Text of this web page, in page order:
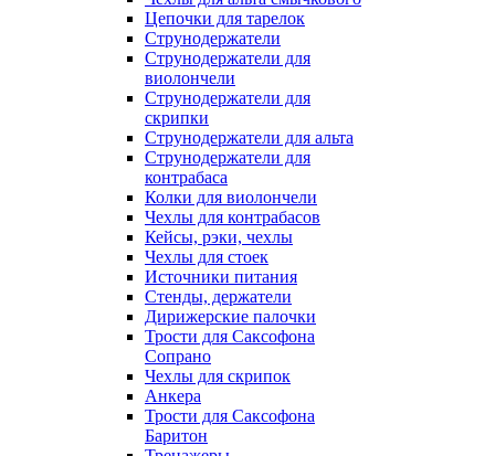
Цепочки для тарелок
Струнодержатели
Струнодержатели для
виолончели
Струнодержатели для
скрипки
Струнодержатели для альта
Струнодержатели для
контрабаса
Колки для виолончели
Чехлы для контрабасов
Кейсы, рэки, чехлы
Чехлы для стоек
Источники питания
Стенды, держатели
Дирижерские палочки
Трости для Саксофона
Сопрано
Чехлы для скрипок
Анкера
Трости для Саксофона
Баритон